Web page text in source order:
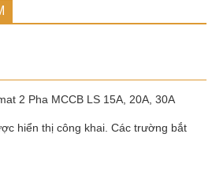
2 Pha MCCB LS 15A, 20A, 30A
hiển thị công khai. Các trường bắt